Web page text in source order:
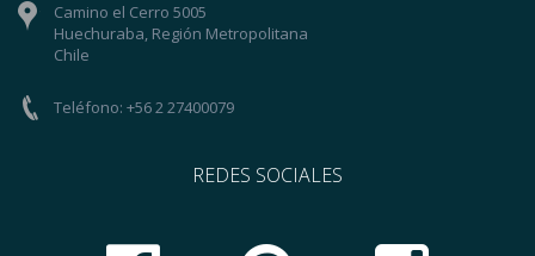
Camino el Cerro 5005
Huechuraba, Región Metropolitana
Chile
Teléfono: +56 2 27400079
REDES SOCIALES